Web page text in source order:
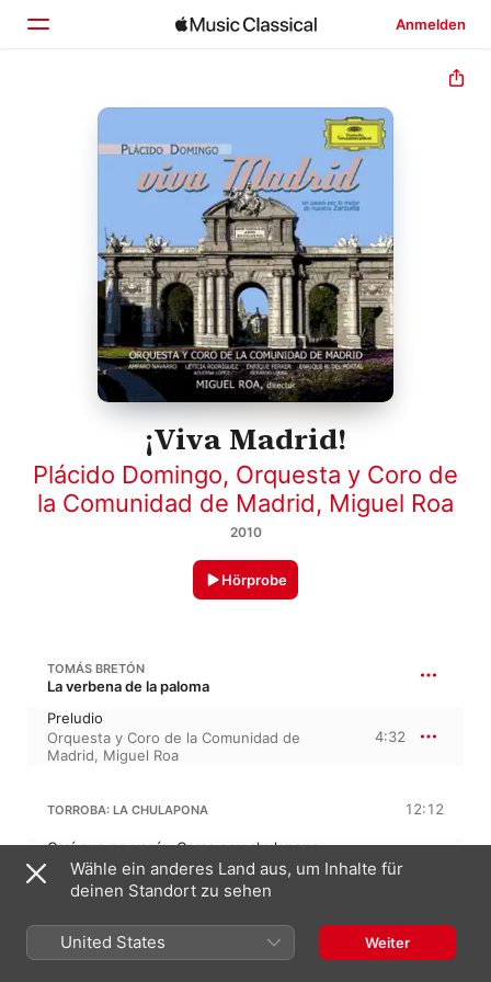
Anmelden
Startseite
Entdecken
¡Viva Madrid!
Plácido Domingo, Orquesta y Coro de
la Comunidad de Madrid, Miguel Roa
2010
Hörprobe
TOMÁS BRETÓN
La verbena de la paloma
Preludio
Orquesta y Coro de la Comunidad de
Madrid, Miguel Roa
4:32
TORROBA: LA CHULAPONA 12:12
Creí que no venía. Como soy chulapona
Coro Femenino de la Comunidad de
Madrid,Amparo Navarro, Orquesta y
Coro de la Comunidad de Madrid
Ese pañuelito blanco
Amparo Navarro,Miguel Roa,Orquesta y
4:12
Wähle ein anderes Land aus, um Inhalte für
deinen Standort zu sehen
United States Weiter